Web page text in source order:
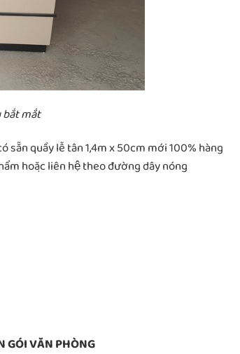
bắt mắt
sẵn quầy lễ tân 1,4m x 50cm mới 100% hàng
hoặc liên hệ theo đường dây nóng
GÓI VĂN PHÒNG